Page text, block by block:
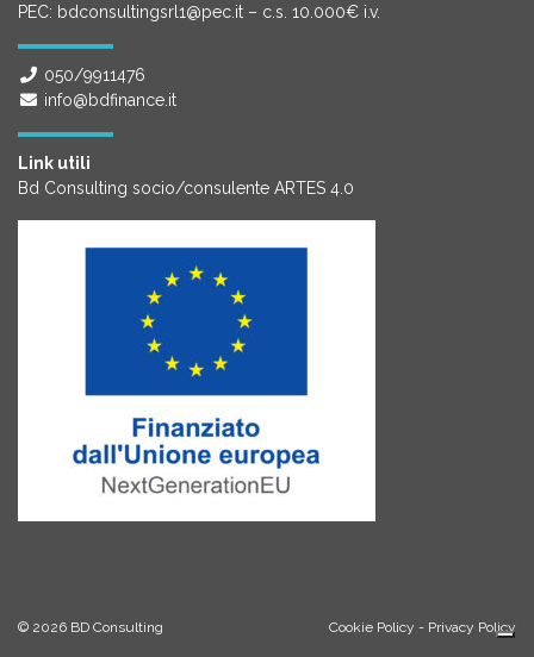
PEC: bdconsultingsrl1@pec.it – c.s. 10.000€ i.v.
050/9911476
info@bdfinance.it
Link utili
Bd Consulting socio/consulente ARTES 4.0
© 2026 BD Consulting Cookie Policy - Privacy Policy